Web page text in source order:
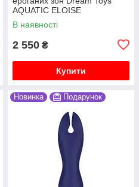
AQUATIC ELOISE
В наявності
2 550 ₴
Купити
Новинка Подарунок